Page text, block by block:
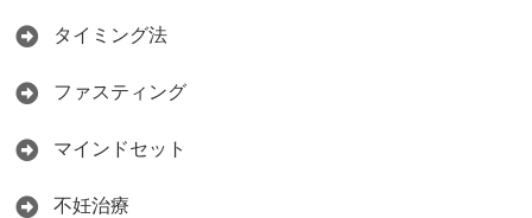
タイミング法
ファスティング
マインドセット
不妊治療